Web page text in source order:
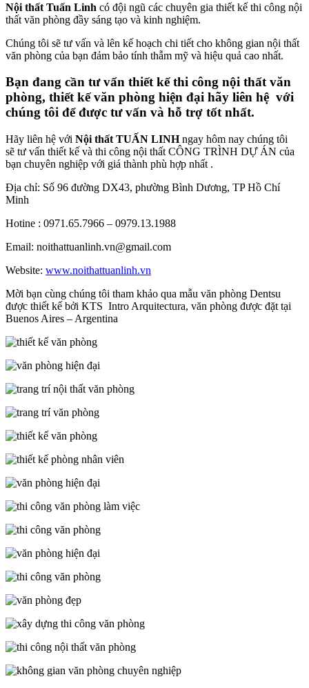
Nội thất Tuấn Linh có đội ngũ các chuyên gia thiết kế thi công nội
thất văn phòng đầy sáng tạo và kinh nghiệm.
Chúng tôi sẽ tư vấn và lên kế hoạch chi tiết cho không gian nội thất
văn phòng của bạn đảm bảo tính thẫm mỹ và hiệu quả cao nhất.
Bạn đang cần tư vấn thiết kế thi công nội thất văn
phòng, thiết kế văn phòng hiện đại hãy liên hệ với
chúng tôi để được tư vấn và hỗ trợ tốt nhất.
Hãy liên hệ với Nội thất TUẤN LINHngay hôm nay chúng tôi
sẽ tư vấn thiết kế và thi công nội thất CÔNG TRÌNH DỰ ÁN của
bạn chuyên nghiệp với giá thành phù hợp nhất .
Địa chỉ: Số 96 đường DX43, phường Bình Dương, TP Hồ Chí
Minh
Hotine : 0971.65.7966 – 0979.13.1988
Email: noithattuanlinh.vn@gmail.com
Website: www.noithattuanlinh.vn
Mời bạn cùng chúng tôi tham khảo qua mẫu văn phòng Dentsu
được thiết kế bởi KTS Intro Arquitectura, văn phòng được đặt tại
Buenos Aires – Argentina